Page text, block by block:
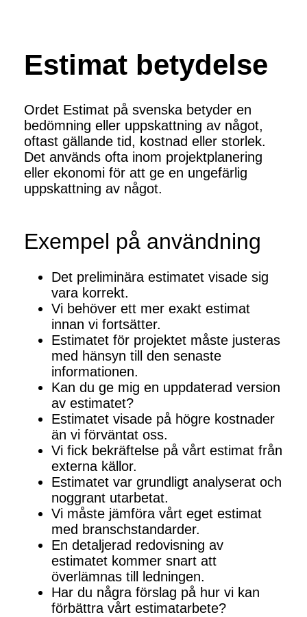
Estimat betydelse
Ordet Estimat på svenska betyder en
bedömning eller uppskattning av något,
oftast gällande tid, kostnad eller storlek.
Det används ofta inom projektplanering
eller ekonomi för att ge en ungefärlig
uppskattning av något.
Exempel på användning
Det preliminära estimatet visade sig
vara korrekt.
Vi behöver ett mer exakt estimat
innan vi fortsätter.
Estimatet för projektet måste justeras
med hänsyn till den senaste
informationen.
Kan du ge mig en uppdaterad version
av estimatet?
Estimatet visade på högre kostnader
än vi förväntat oss.
Vi fick bekräftelse på vårt estimat från
externa källor.
Estimatet var grundligt analyserat och
noggrant utarbetat.
Vi måste jämföra vårt eget estimat
med branschstandarder.
En detaljerad redovisning av
estimatet kommer snart att
överlämnas till ledningen.
Har du några förslag på hur vi kan
förbättra vårt estimatarbete?